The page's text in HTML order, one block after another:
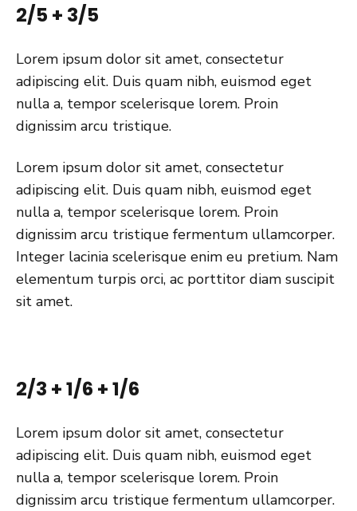
2/5 + 3/5
Lorem ipsum dolor sit amet, consectetur
adipiscing elit. Duis quam nibh, euismod eget
nulla a, tempor scelerisque lorem. Proin
dignissim arcu tristique.
Lorem ipsum dolor sit amet, consectetur
adipiscing elit. Duis quam nibh, euismod eget
nulla a, tempor scelerisque lorem. Proin
dignissim arcu tristique fermentum ullamcorper.
Integer lacinia scelerisque enim eu pretium. Nam
elementum turpis orci, ac porttitor diam suscipit
sit amet.
2/3 + 1/6 + 1/6
Lorem ipsum dolor sit amet, consectetur
adipiscing elit. Duis quam nibh, euismod eget
nulla a, tempor scelerisque lorem. Proin
dignissim arcu tristique fermentum ullamcorper.